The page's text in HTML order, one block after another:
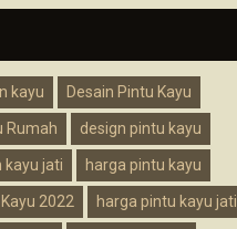
kayu Desain Pintu Kayu
Rumah design pintu kayu
kayu jati harga pintu kayu
2022 harga pintu kayu jati